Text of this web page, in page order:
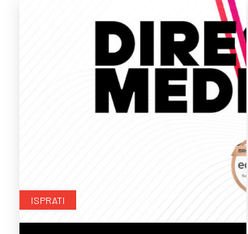
ISPRATI